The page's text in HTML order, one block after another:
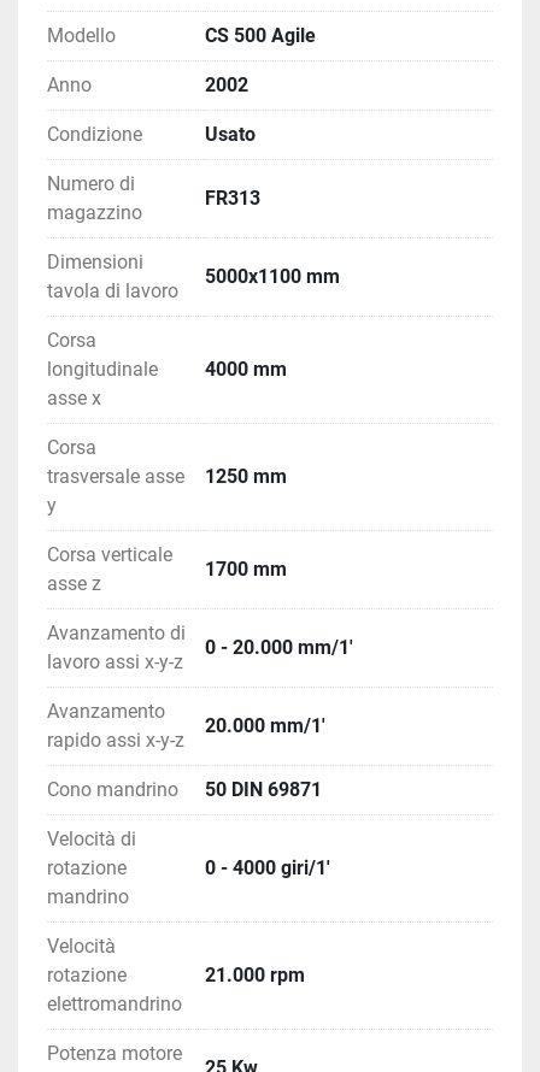
Modello CS 500 Agile
Anno 2002
Condizione Usato
Numero di
magazzino
FR313
Dimensioni
tavola di lavoro
5000x1100 mm
Corsa
longitudinale
asse x
4000 mm
Corsa
trasversale asse
y
1250 mm
Corsa verticale
asse z
1700 mm
Avanzamento di
lavoro assi x-y-z
0 - 20.000 mm/1'
Avanzamento
rapido assi x-y-z
20.000 mm/1'
Cono mandrino 50 DIN 69871
Velocità di
rotazione
mandrino
0 - 4000 giri/1'
Velocità
rotazione
elettromandrino
21.000 rpm
Potenza motore